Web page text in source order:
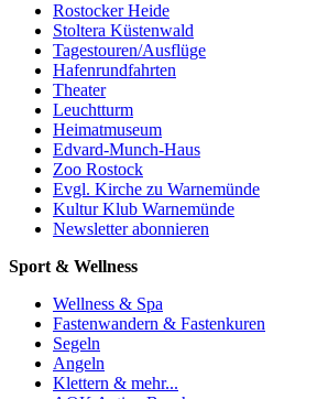
Rostocker Heide
Stoltera Küstenwald
Tagestouren/Ausflüge
Hafenrundfahrten
Theater
Leuchtturm
Heimatmuseum
Edvard-Munch-Haus
Zoo Rostock
Evgl. Kirche zu Warnemünde
Kultur Klub Warnemünde
Newsletter abonnieren
Sport & Wellness
Wellness & Spa
Fastenwandern & Fastenkuren
Segeln
Angeln
Klettern & mehr...